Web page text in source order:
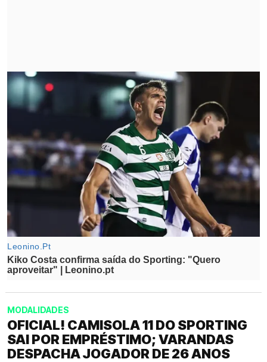
MODALIDADES
OFICIAL! CAMISOLA 11 DO SPORTING
SAI POR EMPRÉSTIMO; VARANDAS
DESPACHA JOGADOR DE 26 ANOS